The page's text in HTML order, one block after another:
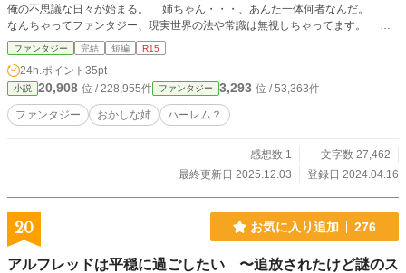
俺の不思議な日々が始まる。 姉ちゃん・・・、あんた一体何者なんだ。
なんちゃってファンタジー、現実世界の法や常識は無視しちゃってます。 十
年くらい前から頭にあったおバカ設定なので昇華させてください。
ファンタジー 完結 短編 R15
24h.ポイント 35pt
小説 20,908 位 / 228,955件 ファンタジー 3,293 位 / 53,363件
ファンタジー おかしな姉 ハーレム？
感想数 1
文字数 27,462
最終更新日 2025.12.03
登録日 2024.04.16
20 お気に入り追加 276
アルフレッドは平穏に過ごしたい 〜追放されたけど謎のス